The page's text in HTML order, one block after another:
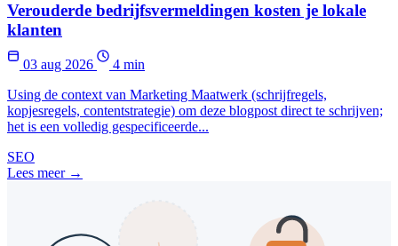
Verouderde bedrijfsvermeldingen kosten je lokale
klanten
03 aug 2026
4 min
Using de context van Marketing Maatwerk (schrijfregels,
kopjesregels, contentstrategie) om deze blogpost direct te schrijven;
het is een volledig gespecificeerde...
SEO
Lees meer →